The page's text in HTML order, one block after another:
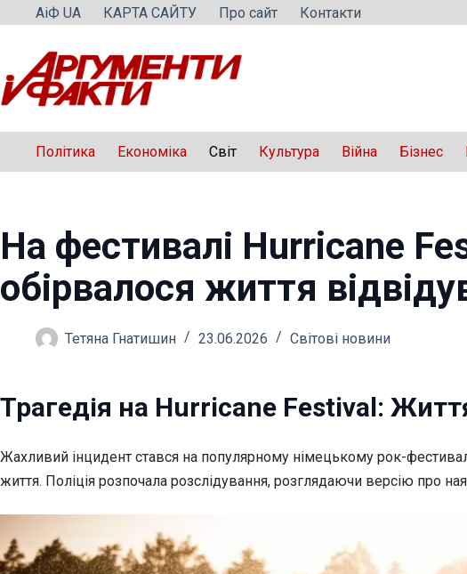
Перейти
вмісту
АіФ UA КАРТА САЙТУ Про сайт Контакти
Політика Економіка Світ Культура Війна Бізнес
На фестивалі Hurricane
обірвалося життя
Тетяна Гнатишин 23.06.2026 Світові новини
Трагедія на Hurricane Festival:
Жахливий інцидент стався на популярному німецькому рок-
життя. Поліція розпочала розслідування, розглядаючи версію про